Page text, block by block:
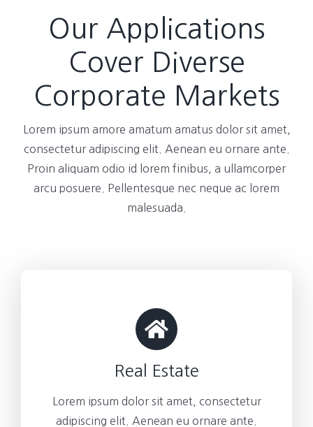
Our Applications
Cover Diverse
Corporate Markets
Lorem ipsum amore amatum amatus dolor sit amet,
consectetur adipiscing elit. Aenean eu ornare ante.
Proin aliquam odio id lorem finibus, a ullamcorper
arcu posuere. Pellentesque nec neque ac lorem
malesuada.
Real Estate
Lorem ipsum dolor sit amet, consectetur
adipiscing elit. Aenean eu ornare ante.